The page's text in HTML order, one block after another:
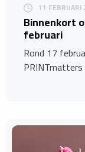
11
Binnenkort
februari
Rond 17